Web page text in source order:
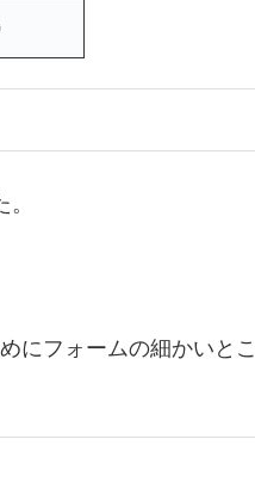
にフォームの細かいとこ